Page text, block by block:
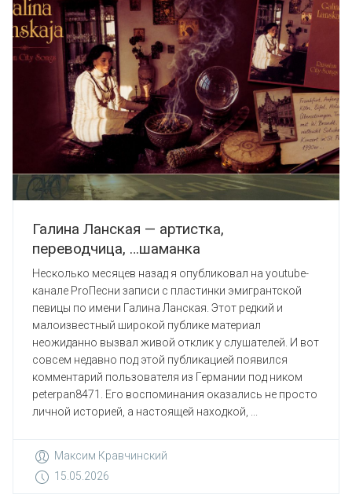
Галина Ланская — артистка,
переводчица, …шаманка
Несколько месяцев назад я опубликовал на youtube-
канале ProПесни записи с пластинки эмигрантской
певицы по имени Галина Ланская. Этот редкий и
малоизвестный широкой публике материал
неожиданно вызвал живой отклик у слушателей. И вот
совсем недавно под этой публикацией появился
комментарий пользователя из Германии под ником
peterpan8471. Его воспоминания оказались не просто
личной историей, а настоящей находкой, ...
Максим Кравчинский
15.05.2026